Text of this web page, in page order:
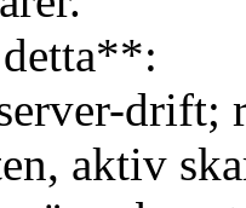
drift;
aktiv